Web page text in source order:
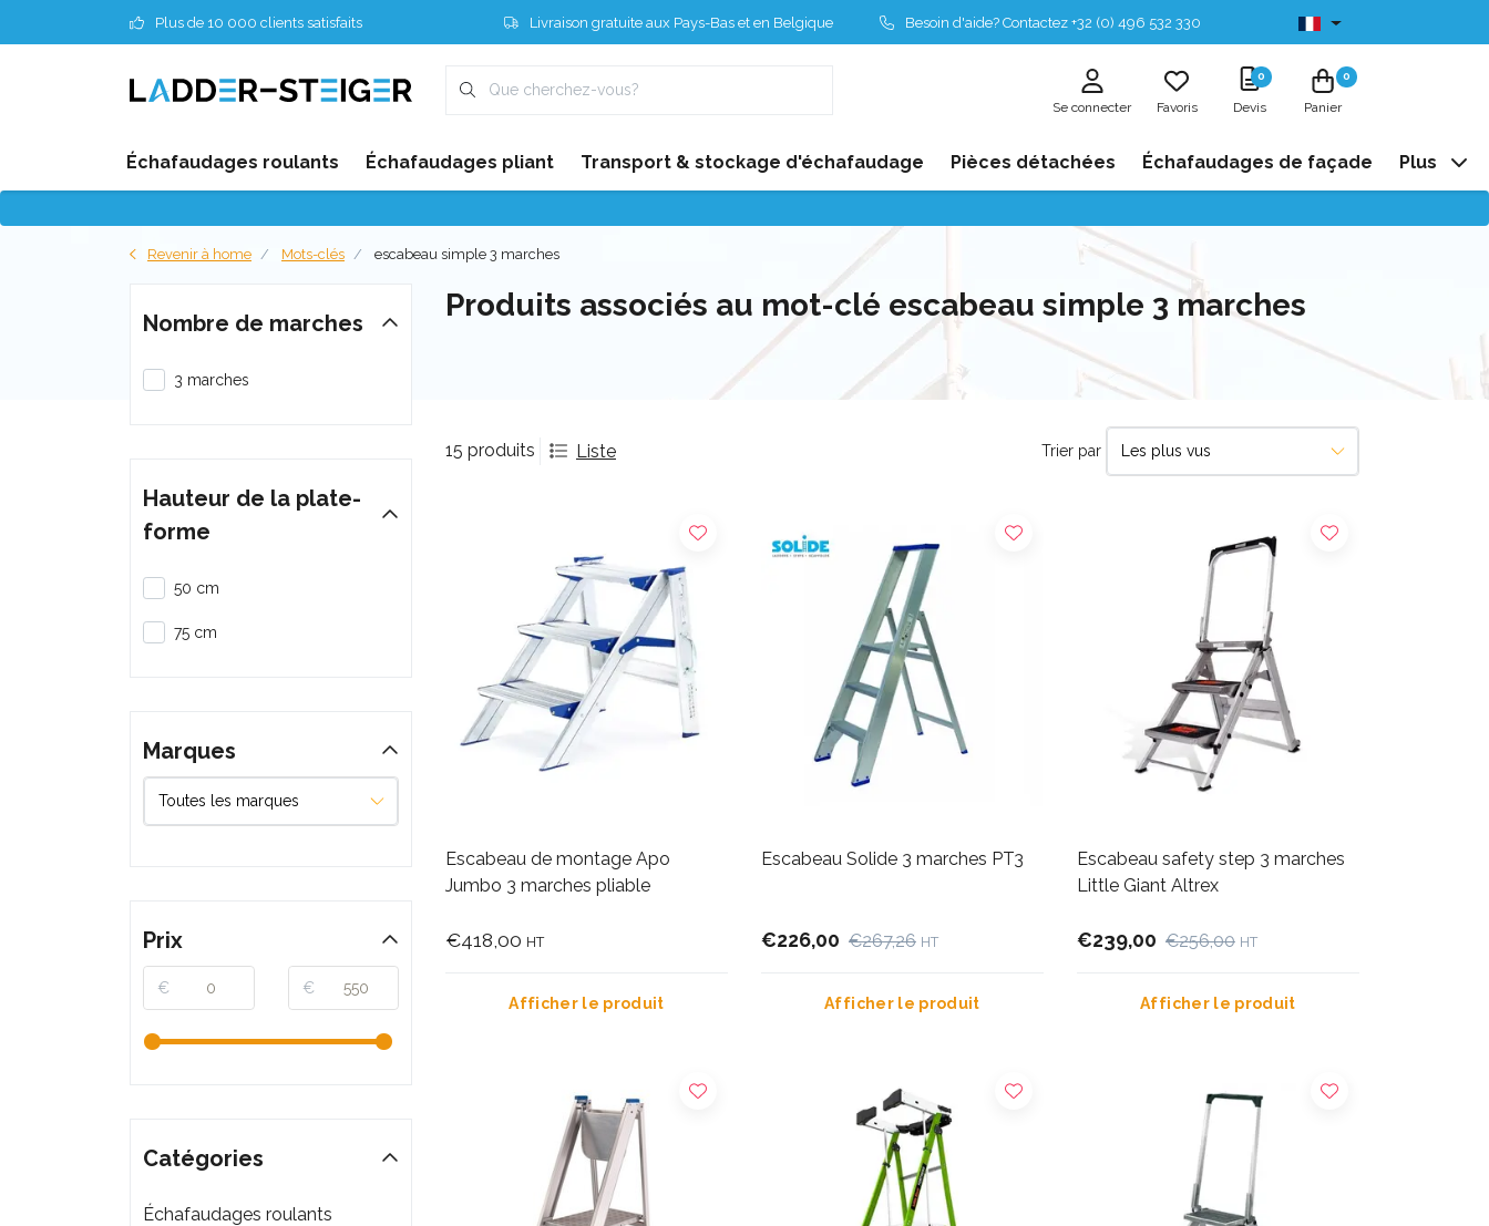
Plus de 10 000 clients satisfaits Livraison gratuite aux Pays-Bas et en Belgique Besoin d'aide? Contactez +32 (0) 496 532 330 Disponibles de stock
Se connecter Favoris
0
Devis
0
Panier
Échafaudages roulants Échafaudages pliant Transport & stockage d'échafaudage Pièces détachées Échafaudages de façade Plus
Revenir à home Mots-clés escabeau simple 3 marches
Produits associés au mot-clé escabeau simple 3 marches
15 produits Liste Trier par
Escabeau de montage Apo
Jumbo 3 marches pliable
€418,00 HT
Afficher le produit
Escabeau Solide 3 marches PT3
€226,00 €267,26 HT
Afficher le produit
Escabeau safety step 3 marches
Little Giant Altrex
€239,00 €256,00 HT
Afficher le produit
Nombre de marches
3 marches
Hauteur de la plate-
forme
50 cm
75 cm
Marques
Prix
€ €
Catégories
Échafaudages roulants